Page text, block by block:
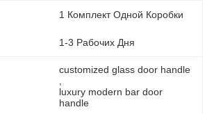
1 Комплект Одной Коробки
1-3 Рабочих Дня
customized glass door handle
luxury modern bar door
handle